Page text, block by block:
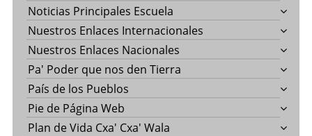
Noticias Principales Escuela
Nuestros Enlaces Internacionales
Nuestros Enlaces Nacionales
Pa' Poder que nos den Tierra
País de los Pueblos
Pie de Página Web
Plan de Vida Cxa' Cxa' Wala